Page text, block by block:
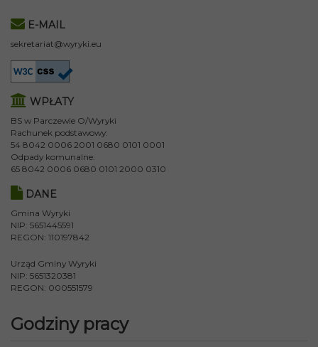
E-MAIL
sekretariat@wyryki.eu
WPŁATY
BS w Parczewie O/Wyryki
Rachunek podstawowy:
54 8042 0006 2001 0680 0101 0001
Odpady komunalne:
65 8042 0006 0680 0101 2000 0310
DANE
Gmina Wyryki
NIP: 5651445591
REGON: 110197842
Urząd Gminy Wyryki
NIP: 5651320381
REGON: 000551579
Godziny pracy